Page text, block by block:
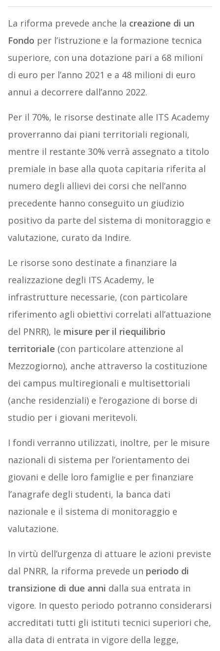
La riforma prevede anche la creazione di un
Fondo per l’istruzione e la formazione tecnica
superiore, con una dotazione pari a 68 milioni
di euro per l’anno 2021 e a 48 milioni di euro
annui a decorrere dall’anno 2022.
Per il 70%, le risorse destinate alle ITS Academy
proverranno dai piani territoriali regionali,
mentre il restante 30% verrà assegnato a titolo
premiale in base alla quota capitaria riferita al
numero degli allievi dei corsi che nell’anno
precedente hanno conseguito un giudizio
positivo da parte del sistema di monitoraggio e
valutazione, curato da Indire.
Le risorse sono destinate a finanziare la
realizzazione degli ITS Academy, le
infrastrutture necessarie, (con particolare
riferimento agli obiettivi correlati all’attuazione
del PNRR), le misure per il riequilibrio
territoriale (con particolare attenzione al
Mezzogiorno), anche attraverso la costituzione
dei campus multiregionali e multisettoriali
(anche residenziali) e l’erogazione di borse di
studio per i giovani meritevoli.
I fondi verranno utilizzati, inoltre, per le misure
nazionali di sistema per l’orientamento dei
giovani e delle loro famiglie e per finanziare
l’anagrafe degli studenti, la banca dati
nazionale e il sistema di monitoraggio e
valutazione.
In virtù dell’urgenza di attuare le azioni previste
dal PNRR, la riforma prevede un periodo di
transizione di due anni dalla sua entrata in
vigore. In questo periodo potranno considerarsi
accreditati tutti gli istituti tecnici superiori che,
alla data di entrata in vigore della legge,